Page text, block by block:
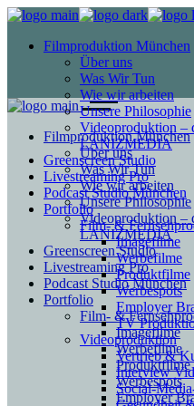
Filmproduktion München
Über uns
Was Wir Tun
Wie wir arbeiten
Unsere Philosophie
Videoproduktion –
LANIZMEDIA
Greenscreen Studio
Livestreaming Pro
Podcast Studio München
Portfolio
Film- &
Imagefilme
Werbefilme
Produktfilme
Werbespots
Employer
TV
Videoproduktion
Vertrieb &
Interview
Social-
Filmproduktion München
Über uns
Was Wir Tun
Wie wir arbeiten
Unsere Philosophie
Videoproduktion –
LANIZMEDIA
Greenscreen Studio
Livestreaming Pro
Podcast Studio München
Portfolio
Film- &
Imagefilme
Werbefilme
Produktfilme
Werbespots
Employer